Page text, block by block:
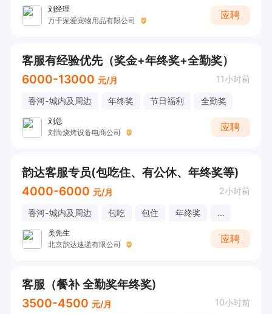
刘经理
万千宠爱宠物用品有限公司
应聘
客服有经验优先（奖金+年终奖+全勤奖）
6000-13000 元/月 11小时前
香河-城内及周边 年终奖 节日福利 全勤奖
刘总
刘海烧烤设备电商公司
应聘
韵达客服专员(包吃住、有公休、年终奖等)
4000-6000 元/月 2小时前
香河-城内及周边 包吃 包住 年终奖 ...
吴先生
北京韵达速递有限公司
应聘
客服（餐补 全勤奖年终奖)
3500-4500 元/月 10小时前